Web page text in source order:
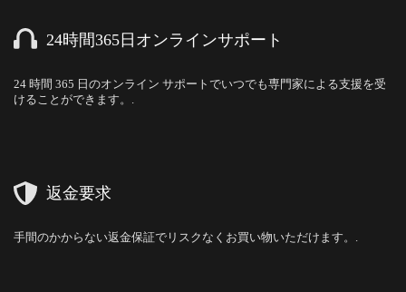
24時間365日オンラインサポート
24 時間 365 日のオンライン サポートでいつでも専門家による支援を受
けることができます。.
返金要求
手間のかからない返金保証でリスクなくお買い物いただけます。.